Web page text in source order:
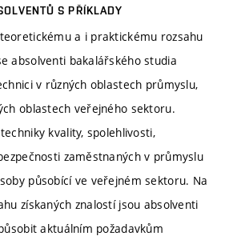
S PŘÍKLADY
a i praktickému rozsahu
absolventi bakalářského studia
v různých oblastech průmyslu,
oblastech veřejného sektoru.
kvality, spolehlivosti,
zaměstnaných v průmyslu
působící ve veřejném sektoru. Na
získaných znalostí jsou absolventi
aktuálním požadavkům